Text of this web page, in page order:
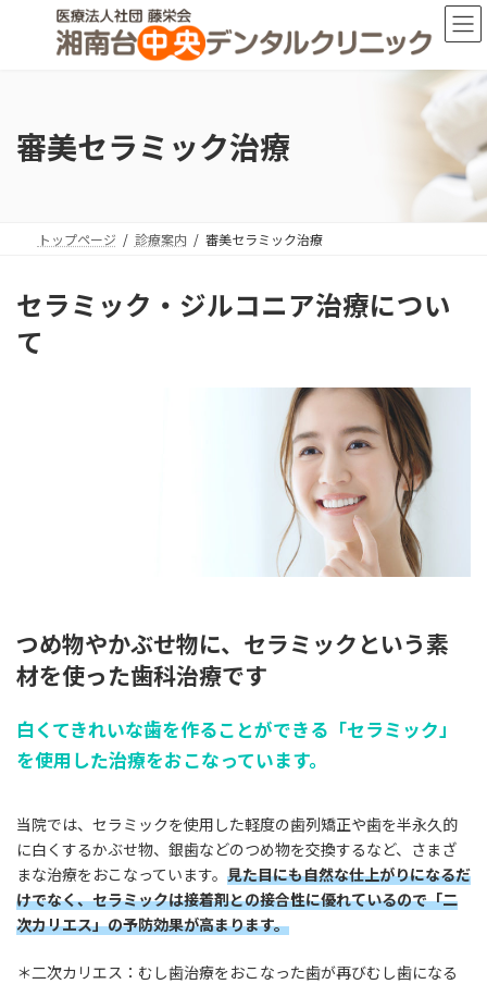
審美セラミック治療
トップページ 診療案内 審美セラミック治療
セラミック・ジルコニア治療につい
て
つめ物やかぶせ物に、セラミックという素
材を使った歯科治療です
白くてきれいな歯を作ることができる「セラミック」
を使用した治療をおこなっています。
当院では、セラミックを使用した軽度の歯列矯正や歯を半永久的
に白くするかぶせ物、銀歯などのつめ物を交換するなど、さまざ
まな治療をおこなっています。 見た目にも自然な仕上がりになるだ
けでなく、セラミックは接着剤との接合性に優れているので「二
次カリエス」の予防効果が高まります。
＊二次カリエス：むし歯治療をおこなった歯が再びむし歯になる